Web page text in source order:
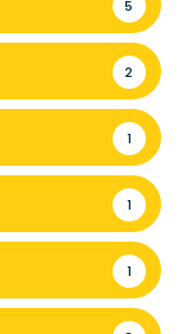
5
2
1
1
1